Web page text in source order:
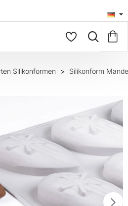
Silikonformen Silikonform